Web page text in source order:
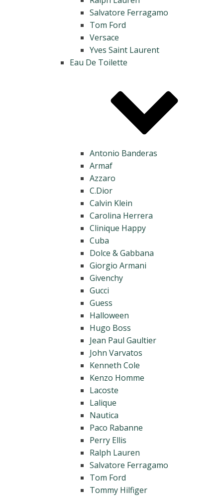
Salvatore Ferragamo
Tom Ford
Versace
Yves Saint Laurent
Eau De Toilette
Antonio Banderas
Armaf
Azzaro
C.Dior
Calvin Klein
Carolina Herrera
Clinique Happy
Cuba
Dolce & Gabbana
Giorgio Armani
Givenchy
Gucci
Guess
Halloween
Hugo Boss
Jean Paul Gaultier
John Varvatos
Kenneth Cole
Kenzo Homme
Lacoste
Lalique
Nautica
Paco Rabanne
Perry Ellis
Ralph Lauren
Salvatore Ferragamo
Tom Ford
Tommy Hilfiger